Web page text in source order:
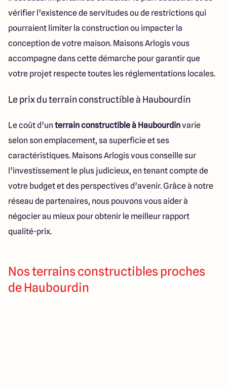
vérifier l’existence de servitudes ou de restrictions qui
pourraient limiter la construction ou impacter la
conception de votre maison. Maisons Arlogis vous
accompagne dans cette démarche pour garantir que
votre projet respecte toutes les réglementations locales.
Le prix du terrain constructible à Haubourdin
Le coût d’un terrain constructible à Haubourdinvarie
selon son emplacement, sa superficie et ses
caractéristiques. Maisons Arlogis vous conseille sur
l’investissement le plus judicieux, en tenant compte de
votre budget et des perspectives d’avenir. Grâce à notre
réseau de partenaires, nous pouvons vous aider à
négocier au mieux pour obtenir le meilleur rapport
qualité-prix.
Nos terrains constructibles proches
de Haubourdin